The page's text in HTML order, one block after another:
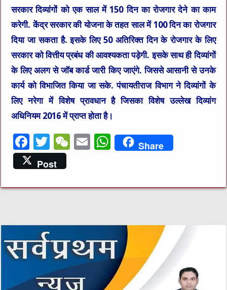
सरकार दिव्यांगों को एक साल में 150 दिन का रोजगार देने का काम
करेगी. केंद्र सरकार की योजना के तहत साल में 100 दिन का रोजगार
दिया जा सकता है. इसके लिए 50 अतिरिक्त दिन के रोजगार के लिए
सरकार को वित्तीय प्रबंध की आवश्यकता पड़ेगी. इसके साथ ही दिव्यांगों
के लिए अलग से जॉब कार्ड जारी किए जाएंगे. जिससे आसानी से उनके
कार्य को विभाजित किया जा सके. पंचायतीराज विभाग ने दिव्यांगों के
लिए नरेगा में विशेष प्रावधान है जिसका विशेष उल्लेख दिव्यांग
अधिनियम 2016 में प्राप्त होता है।
F
a
c
e
o
o
k
T
w
it
te
W
h
E
l
W
s
p
p
Share
Post